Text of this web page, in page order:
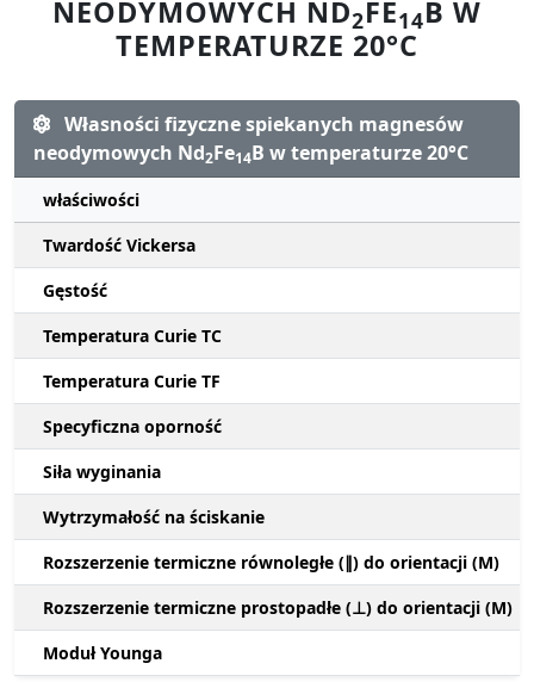
NEODYMOWYCH ND2FE14B W
TEMPERATURZE 20°C
Własności fizyczne spiekanych magnesów
neodymowych Nd2Fe14B w temperaturze 20°C
właściwości
Twardość Vickersa
Gęstość
Temperatura Curie TC
Temperatura Curie TF
Specyficzna oporność
Siła wyginania
Wytrzymałość na ściskanie
Rozszerzenie termiczne równoległe (∥) do orientacji (M)
Rozszerzenie termiczne prostopadłe (⊥) do orientacji (M)
Moduł Younga